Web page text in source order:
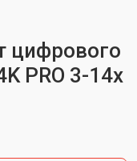
цифрового
PRO 3-14x